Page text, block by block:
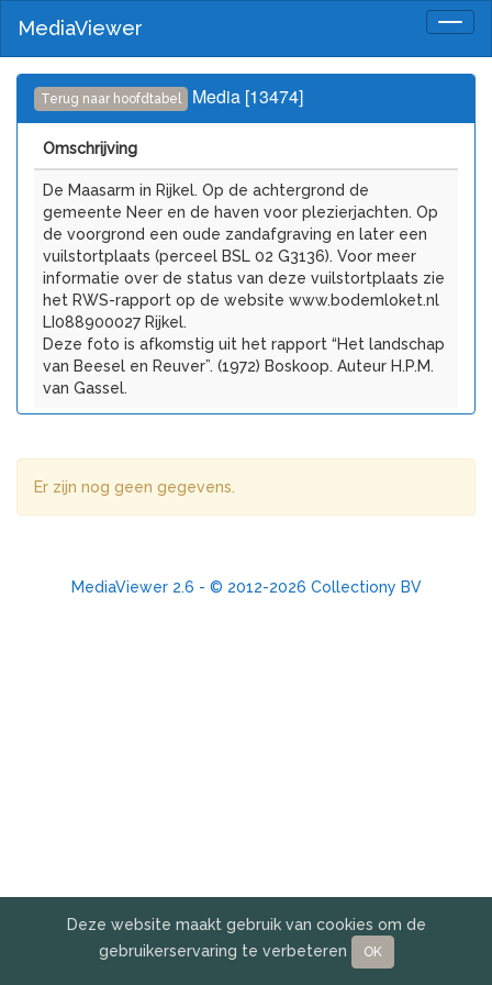
MediaViewer
Terug naar hoofdtabel Media [13474]
Omschrijving
De Maasarm in Rijkel. Op de achtergrond de
gemeente Neer en de haven voor plezierjachten. Op
de voorgrond een oude zandafgraving en later een
vuilstortplaats (perceel BSL 02 G3136). Voor meer
informatie over de status van deze vuilstortplaats zie
het RWS-rapport op de website www.bodemloket.nl
LI088900027 Rijkel.
Deze foto is afkomstig uit het rapport “Het landschap
van Beesel en Reuver”. (1972) Boskoop. Auteur H.P.M.
van Gassel.
Er zijn nog geen gegevens.
MediaViewer 2.6 - © 2012-2026 Collectiony BV
Deze website maakt gebruik van cookies om de
gebruikerservaring te verbeteren
OK